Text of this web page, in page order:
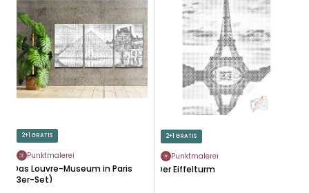
K
T
S
O
T
R
U
N
S
T
D
R
R
O
D
U
2+1 GRATIS
Punktmalerei
Das Louvre-Museum in Paris
(3er-Set)
2+1 GRATIS
Punktmalerei
Der Eiffelturm